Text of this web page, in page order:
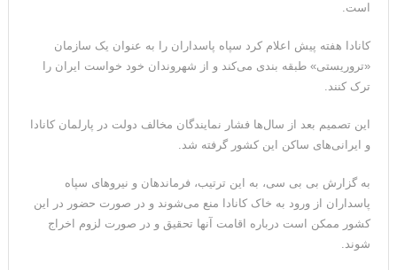
است.
کانادا هفته پیش اعلام کرد سپاه پاسداران را به عنوان یک سازمان
«تروریستی» طبقه بندی می‌کند و از شهروندان خود خواست ایران را
ترک کنند.
این تصمیم بعد از سال‌ها فشار نمایندگان مخالف دولت در پارلمان کانادا
و ایرانی‌های ساکن این کشور گرفته شد.
به گزارش بی بی سی، به این ترتیب، فرماندهان و نیروهای سپاه
پاسداران از ورود به خاک کانادا منع می‌شوند و در صورت حضور در این
کشور ممکن است درباره اقامت آنها تحقیق و در صورت لزوم اخراج
شوند.